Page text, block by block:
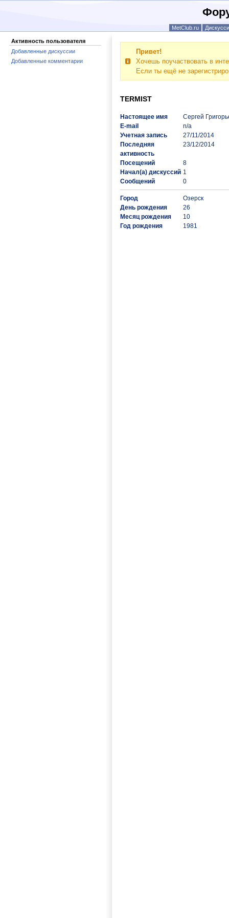
MetClub.ru
Активность пользователя
Добавленные дискуссии
Добавленные комментарии
Привет!
Хочешь поучаствовать в
Если ты ещё не
TERMIST
Настоящее имя
Сергей
E-mail
n/a
Учетная запись
27/11/2014
Последняя
активность
23/12/2014
Посещений
8
Начал(а) дискуссий 1
Сообщений
0
Город
Озерск
День рождения
26
Месяц рождения
10
Год рождения
1981